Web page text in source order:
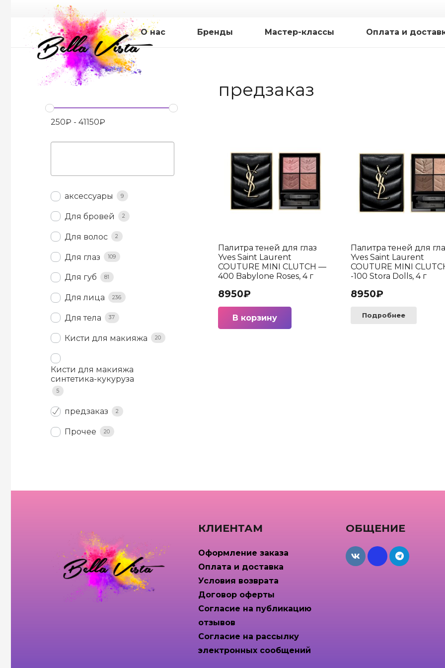
О нас Бренды Мастер-классы Оплата и
предзаказ
Палитра теней для глаз
Yves Saint Laurent
COUTURE MINI CLUTCH —
400 Babylone Roses, 4 г
8950₽
В корзину
Палитра теней для
Yves Saint Laurent
COUTURE MINI
-100 Stora Dolls, 4 г
8950₽
Подробнее
250₽ - 41150₽
аксессуары 9
Для бровей 2
Для волос 2
Для глаз 109
Для губ 81
Для лица 236
Для тела 37
Кисти для макияжа 20
Кисти для макияжа
синтетика-кукуруза
5
предзаказ 2
Прочее 20
КЛИЕНТАМ
Оформление заказа
Оплата и доставка
Условия возврата
Договор оферты
Согласие на публикацию
отзывов
Согласие на рассылку
электронных сообщений
ОБЩЕНИЕ
maxcdn